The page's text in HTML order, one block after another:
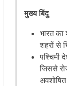
मुख्य बिंदु
भारत का
शहरों से
पश्चिमी
जिससे